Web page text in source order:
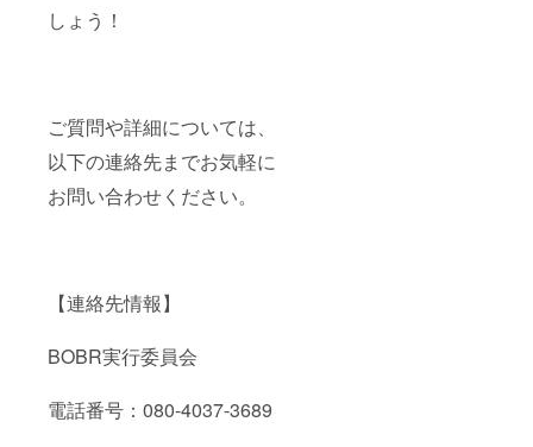
しょう！
ご質問や詳細については、
以下の連絡先までお気軽に
お問い合わせください。
【連絡先情報】
BOBR実行委員会
電話番号：080-4037-3689